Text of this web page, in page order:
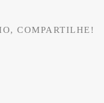
COMPARTILHE!